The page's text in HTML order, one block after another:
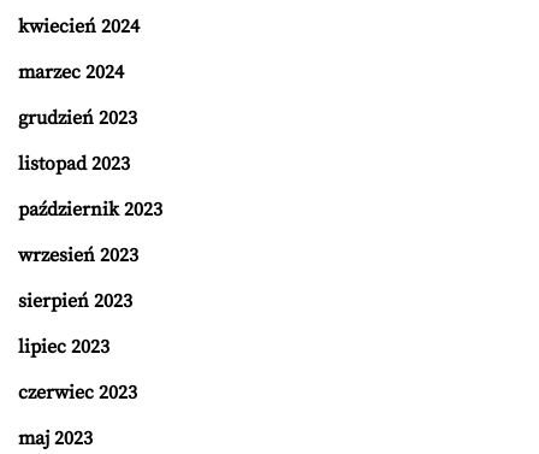
kwiecień 2024
marzec 2024
grudzień 2023
listopad 2023
październik 2023
wrzesień 2023
sierpień 2023
lipiec 2023
czerwiec 2023
maj 2023